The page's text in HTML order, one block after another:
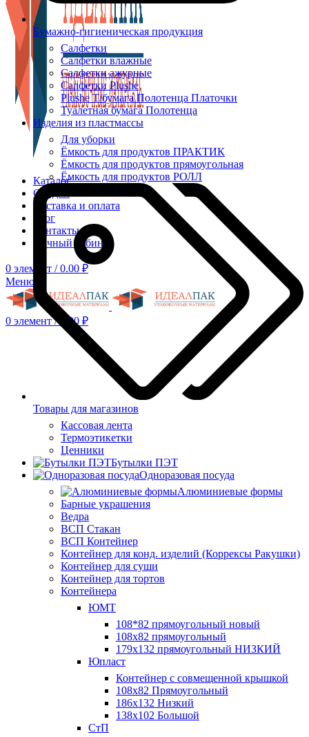
Каталог
Скидки
Доставка и оплата
Блог
Контакты
Личный кабинет
0 элемент / 0.00 ₽
Меню
0 элемент / 0.00 ₽
Бумажно-гигиеническая продукция
Салфетки
Салфетки влажные
Салфетки ажурные
Салфетки Plushe
Plushe Т/бумага Полотенца Платочки
Туалетная бумага Полотенца
Изделия из пластмассы
Для уборки
Ёмкость для продуктов ПРАКТИК
Ёмкость для продуктов прямоугольная
Ёмкость для продуктов РОЛЛ
Товары для магазинов
Кассовая лента
Термоэтикетки
Ценники
Бутылки ПЭТ
Одноразовая посуда
Алюминиевые формы
Барные украшения
Ведра
ВСП Стакан
ВСП Контейнер
Контейнер для конд. изделий (Коррексы Ракушки)
Контейнер для суши
Контейнер для тортов
Контейнера
ЮМТ
108*82 прямоугольный новый
108х82 прямоугольный
179х132 прямоугольный НИЗКИЙ
Юпласт
Контейнер с совмещенной крышкой
108х82 Прямоугольный
186х132 Низкий
138х102 Большой
СтП